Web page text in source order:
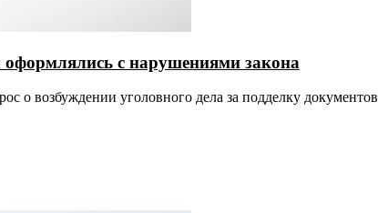
с нарушениями закона
о возбуждении уголовного дела за подделку документов